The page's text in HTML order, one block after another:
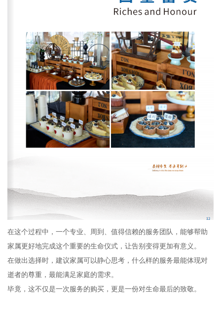
在这个过程中，一个专业、周到、值得信赖的服务团队，能够帮助
家属更好地完成这个重要的生命仪式，让告别变得更加有意义。
在做出选择时，建议家属可以静心思考，什么样的服务最能体现对
逝者的尊重，最能满足家庭的需求。
毕竟，这不仅是一次服务的购买，更是一份对生命最后的致敬。